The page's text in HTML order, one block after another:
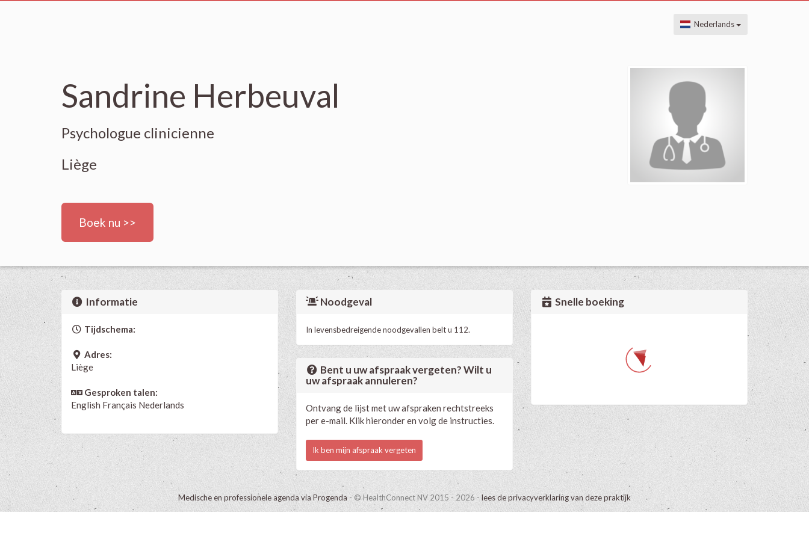
Nederlands
Sandrine Herbeuval
Psychologue clinicienne
Liège
Boek nu >>
Informatie
Tijdschema:
Adres:
Liège
Gesproken talen:
English Français Nederlands
Noodgeval
In levensbedreigende noodgevallen belt u 112.
Bent u uw afspraak vergeten? Wilt u
uw afspraak annuleren?
Ontvang de lijst met uw afspraken rechtstreeks
per e-mail. Klik hieronder en volg de instructies.
Ik ben mijn afspraak vergeten
Snelle boeking
Medische en professionele agenda via Progenda - © HealthConnect NV 2015 - 2026 -lees de privacyverklaring van deze praktijk